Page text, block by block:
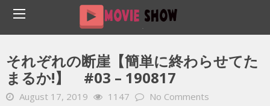
Home
YOUTUBE 動画 毎日
それぞれの断崖【簡単に終わらせてたまるか!】 #03 – 190817
それぞれの断崖【簡単に終わらせてた
まるか!】 #03 – 190817
August 17, 2019 1147 No Comments